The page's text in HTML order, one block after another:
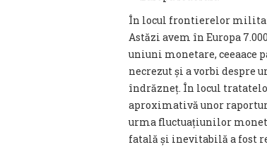
În locul frontierelor
Astăzi avem în Europa
uniuni monetare, ceeaace
necrezut și a vorbi despre
îndrăzneț. În locul
aproximativă unor
urma fluctuațiunilor
fatală și inevitabilă a fost